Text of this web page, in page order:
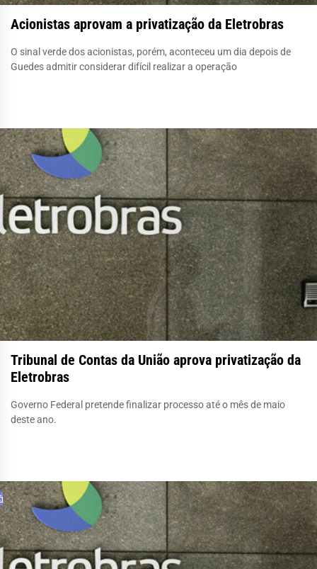
Acionistas aprovam a privatização da Eletrobras
O sinal verde dos acionistas, porém, aconteceu um dia depois de
Guedes admitir considerar difícil realizar a operação
Tribunal de Contas da União aprova privatização da
Eletrobras
Governo Federal pretende finalizar processo até o mês de maio
deste ano.